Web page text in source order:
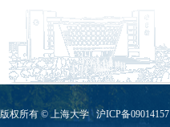
版权所有 ©上海大学
沪ICP备09014157